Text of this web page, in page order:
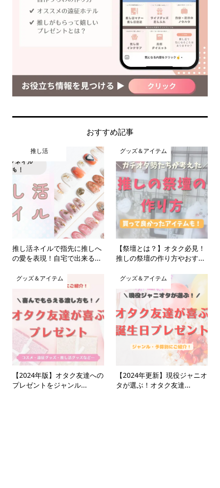
おすすめ記事
推し活
推し活ネイルで指先に推しへ
の愛を表現！自宅で出来る...
グッズ＆アイテム
【祭壇とは？】オタク必見！
推しの祭壇の作り方やおす...
グッズ＆アイテム
【2024年版】オタク友達への
プレゼントをジャンル...
グッズ＆アイテム
【2024年更新】現役ジャニオ
タが選ぶ！オタク友達...